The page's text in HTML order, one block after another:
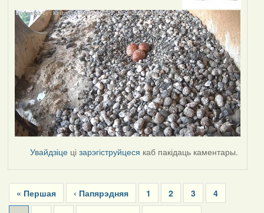
Увайдзіце цізарэгіструйцеся каб пакідаць каментары.
Pagination
First
page
« Першая
Previous
page
‹ Папярэдняя Page
1 Page
2 Page
3 Page
4